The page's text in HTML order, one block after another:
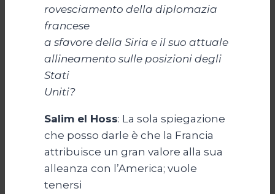
rovesciamento della diplomazia
francese
a sfavore della Siria e il suo attuale
allineamento sulle posizioni degli
Stati
Uniti?
Salim el Hoss: La sola spiegazione
che posso darle è che la Francia
attribuisce un gran valore alla sua
alleanza con l’America; vuole
tenersi